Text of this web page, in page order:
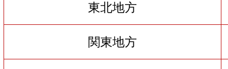
東北地方
関東地方